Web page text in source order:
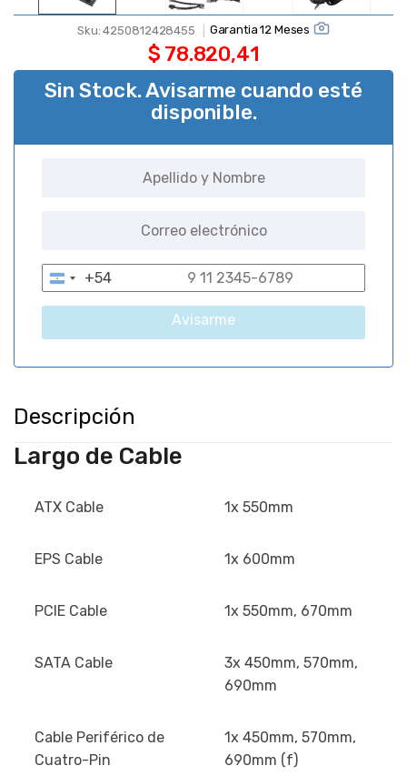
Sku:4250812428455 Garantia 12 Meses
$ 78.820,41
Sin Stock. Avisarme cuando esté
disponible.
A
r
i
a
5
+54
Avisarme
Descripción
Largo de Cable
ATX Cable 1x 550mm
EPS Cable 1x 600mm
PCIE Cable 1x 550mm, 670mm
SATA Cable
3x 450mm, 570mm,
690mm
Cable Periférico de
Cuatro-Pin
1x 450mm, 570mm,
690mm (f)